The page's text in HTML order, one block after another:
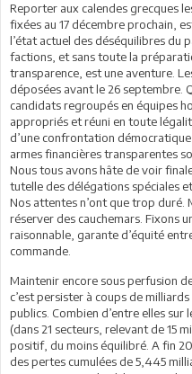
Reporter aux calendes grecques
fixées au 17 décembre prochain,
l’état actuel des déséquilibres du
factions, et sans toute la
transparence, est une aventure.
déposées avant le 26 septembre.
candidats regroupés en équipes
appropriés et réuni en toute
d’une confrontation
armes financières transparentes
Nous tous avons hâte de voir
tutelle des délégations spéciales
Nos attentes n’ont que trop duré.
réserver des cauchemars. Fixons
raisonnable, garante d’équité
commande.
Maintenir encore sous perfusion
c’est persister à coups de
publics. Combien d’entre elles
(dans 21 secteurs, relevant de 15
positif, du moins équilibré. A fin
des pertes cumulées de 5,445